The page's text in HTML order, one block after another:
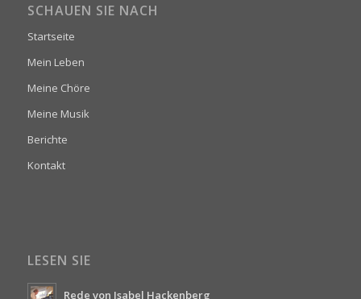
SCHAUEN SIE NACH
Startseite
Mein Leben
Meine Chöre
Meine Musik
Berichte
Kontakt
LESEN SIE
Rede von Isabel Hackenberg